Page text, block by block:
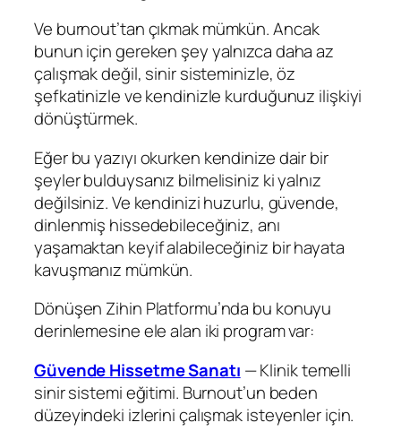
Ve burnout’tan çıkmak mümkün. Ancak
bunun için gereken şey yalnızca daha az
çalışmak değil, sinir sisteminizle, öz
şefkatinizle ve kendinizle kurduğunuz ilişkiyi
dönüştürmek.
Eğer bu yazıyı okurken kendinize dair bir
şeyler bulduysanız bilmelisiniz ki yalnız
değilsiniz. Ve kendinizi huzurlu, güvende,
dinlenmiş hissedebileceğiniz, anı
yaşamaktan keyif alabileceğiniz bir hayata
kavuşmanız mümkün.
Dönüşen Zihin Platformu’nda bu konuyu
derinlemesine ele alan iki program var:
Güvende Hissetme Sanatı — Klinik temelli
sinir sistemi eğitimi. Burnout’un beden
düzeyindeki izlerini çalışmak isteyenler için.